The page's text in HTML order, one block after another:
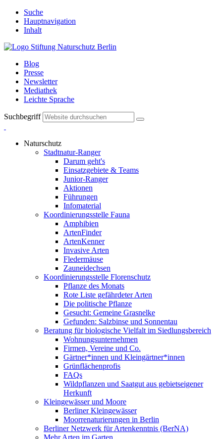
Suche
Hauptnavigation
Inhalt
Blog
Presse
Newsletter
Mediathek
Leichte Sprache
Suchbegriff
Naturschutz
Stadtnatur-Ranger
Darum geht's
Einsatzgebiete & Teams
Junior-Ranger
Aktionen
Führungen
Infomaterial
Koordinierungsstelle Fauna
Amphibien
ArtenFinder
ArtenKenner
Invasive Arten
Fledermäuse
Zauneidechsen
Koordinierungsstelle Florenschutz
Pflanze des Monats
Rote Liste gefährdeter Arten
Die politische Pflanze
Gesucht: Gemeine Grasnelke
Gefunden: Salzbinse und Sonnentau
Beratung für biologische Vielfalt im Siedlungsbereich
Wohnungsunternehmen
Firmen, Vereine und Co.
Gärtner*innen und Kleingärtner*innen
Grünflächenprofis
FAQs
Wildpflanzen und Saatgut aus gebietseigener
Herkunft
Kleingewässer und Moore
Berliner Kleingewässer
Moorrenaturierungen in Berlin
Berliner Netzwerk für Artenkenntnis (BerNA)
Mehr Arten im Garten